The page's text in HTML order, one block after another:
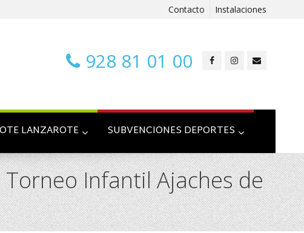
Contacto Instalaciones
928 81 01 00
LANZAROTE SUBVENCIONES DEPORTES
Infantil Ajaches de